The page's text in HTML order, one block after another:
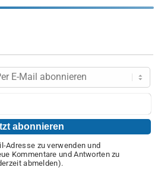
Adresse zu verwenden und
Kommentare und Antworten zu
abmelden).